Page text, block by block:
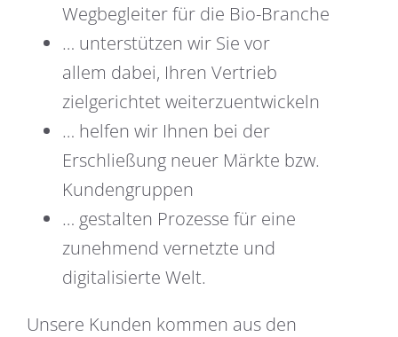
Wegbegleiter für die Bio-Branche
… unterstützen wir Sie vor
allem dabei, Ihren Vertrieb
zielgerichtet weiterzuentwickeln
… helfen wir Ihnen bei der
Erschließung neuer Märkte bzw.
Kundengruppen
… gestalten Prozesse für eine
zunehmend vernetzte und
digitalisierte Welt.
Unsere Kunden kommen aus den